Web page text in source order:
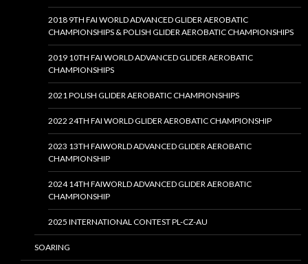
2018 9TH FAI WORLD ADVANCED GLIDER AEROBATIC
CHAMPIONSHIPS & POLISH GLIDER AEROBATIC CHAMPIONSHIPS
2019 10TH FAI WORLD ADVANCED GLIDER AEROBATIC
CHAMPIONSHIPS
2021 POLISH GLIDER AEROBATIC CHAMPIONSHIPS
2022 24TH FAI WORLD GLIDER AEROBATIC CHAMPIONSHIP
2023 13TH FAIWORLD ADVANCED GLIDER AEROBATIC
CHAMPIONSHIP
2024 14TH FAIWORLD ADVANCED GLIDER AEROBATIC
CHAMPIONSHIP
2025 INTERNATIONAL CONTEST PL-CZ-AU
SOARING